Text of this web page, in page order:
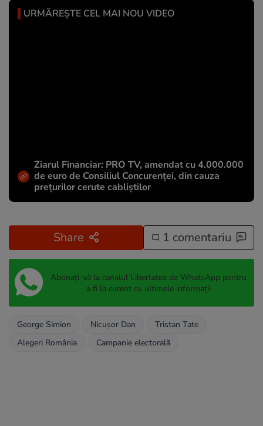
URMĂREȘTE CEL MAI NOU VIDEO
Ziarul Financiar: PRO TV, amendat cu 4.000.000
de euro de Consiliul Concurenței, din cauza
prețurilor cerute cabliștilor
Share 1 comentariu
Abonați-vă la canalul Libertatea de WhatsApp pentru
a fi la curent cu ultimele informații
George Simion Nicușor Dan
Tristan Tate
Alegeri România
Campanie electorală